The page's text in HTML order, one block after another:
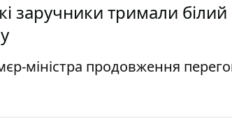
заручники тримали білий
міністра продовження